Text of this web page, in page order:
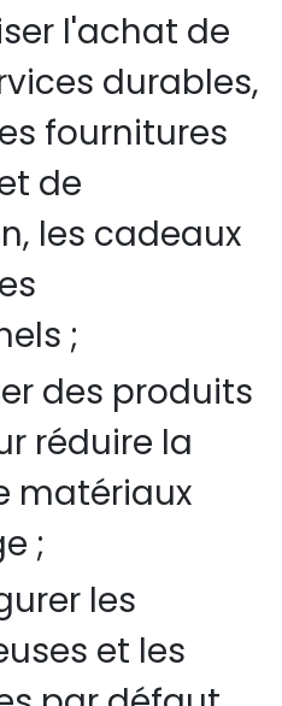
l'achat de
durables,
fournitures
de
les cadeaux
;
des produits
réduire la
matériaux
;
les
et les